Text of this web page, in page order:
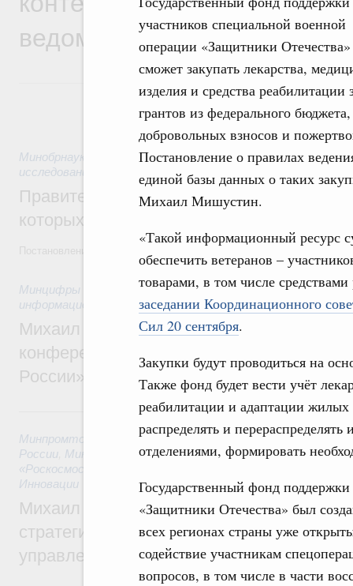
участников специальной военной
операции «Защитники Отечества»
сможет закупать лекарства,
изделия и средства реабилитации
грантов из федерального бюджета,
добровольных взносов и
Постановление о правилах
единой базы данных о таких
Михаил Мишустин.
«Такой информационный ресурс
обеспечить ветеранов –
товарами, в том числе
заседании Координационного
Сил 20 сентября.
Закупки будут проводиться на
Также фонд будет вести учёт
реабилитации и адаптации
распределять и
отделениями, формировать
Государственный фонд
«Защитники Отечества» был
всех регионах страны уже
содействие участникам
вопросов, в том числе в части
ведомств
Минобрнауки России ,5 часов назад,Государственная
исследований и разработок
Правительство расширило перечень
которых освобождаются от НДФЛ
Минцифры России Минфин России,Минпромторг России,
информационных технологий
Михаил Мишустин дал поручения по
конференции «Цифровая индустрия
России»
6 августа, четверг
Минпромторг России, Минфин России
России Минсельхоз России,Минэнерго России,Минтранс
«Роскосмос»
Инновации
Михаил Мишустин дал поручения по
стратегической сессии о
управления научно-технологическим